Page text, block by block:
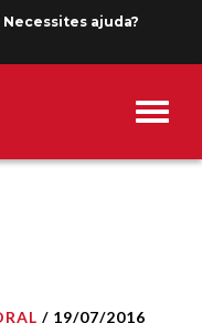
Necessites ajuda?
/ 19/07/2016